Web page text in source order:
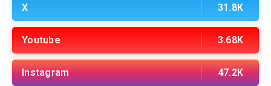
X 31.8K
Youtube 3.68K
Instagram 47.2K